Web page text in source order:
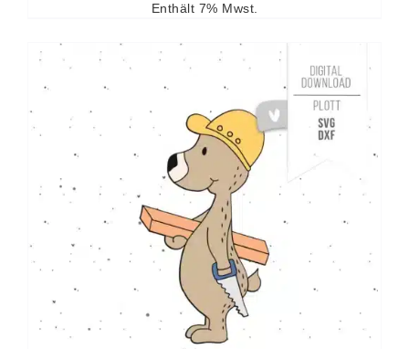
Enthält 7% Mwst.